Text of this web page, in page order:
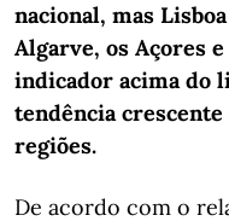
nacional, mas
Algarve, os Açores
indicador acima do
tendência crescente
regiões.
De acordo com o